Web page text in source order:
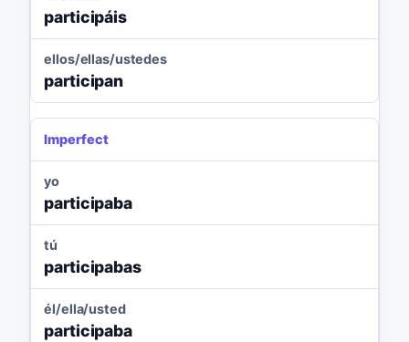
participáis
ellos/ellas/ustedes
participan
Imperfect
yo
participaba
tú
participabas
él/ella/usted
participaba